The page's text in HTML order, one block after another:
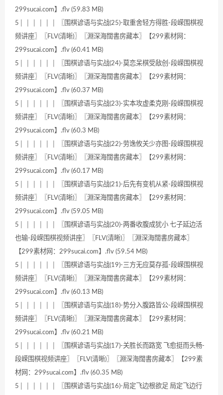
299sucai.com】.flv (59.83 MB)
5│ │ │ │ │ │ 〖围棋谚语与实战(25)-取重舍轻方得胜-段嵘围棋视
频讲座〗〖FLV(清晰)〗〖淵深海闊書房藏本〗【299素材网：
299sucai.com】.flv (60.41 MB)
5│ │ │ │ │ │ 〖围棋谚语与实战(24)-莫恋呆棋受敌创-段嵘围棋视
频讲座〗〖FLV(清晰)〗〖淵深海闊書房藏本〗【299素材网：
299sucai.com】.flv (60.37 MB)
5│ │ │ │ │ │ 〖围棋谚语与实战(23)-实本攻虚柔克刚-段嵘围棋视
频讲座〗〖FLV(清晰)〗〖淵深海闊書房藏本〗【299素材网：
299sucai.com】.flv (60.3 MB)
5│ │ │ │ │ │ 〖围棋谚语与实战(22)-劳逸攸关少亦图-段嵘围棋视
频讲座〗〖FLV(清晰)〗〖淵深海闊書房藏本〗【299素材网：
299sucai.com】.flv (60.17 MB)
5│ │ │ │ │ │ 〖围棋谚语与实战(21)-后先有变机从紧-段嵘围棋视
频讲座〗〖FLV(清晰)〗〖淵深海闊書房藏本〗【299素材网：
299sucai.com】.flv (59.05 MB)
5│ │ │ │ │ │ 〖围棋谚语与实战(20)-两番收腹成犹小 七子延边活
也输-段嵘围棋视频讲座〗〖FLV(清晰)〗〖淵深海闊書房藏本〗
【299素材网：299sucai.com】.flv (59.54 MB)
5│ │ │ │ │ │ 〖围棋谚语与实战(19)-三方无应莫存孤-段嵘围棋视
频讲座〗〖FLV(清晰)〗〖淵深海闊書房藏本〗【299素材网：
299sucai.com】.flv (60.13 MB)
5│ │ │ │ │ │ 〖围棋谚语与实战(18)-势分入腹路皆公-段嵘围棋视
频讲座〗〖FLV(清晰)〗〖淵深海闊書房藏本〗【299素材网：
299sucai.com】.flv (60.21 MB)
5│ │ │ │ │ │ 〖围棋谚语与实战(17)-关胜长而路宽 飞愈挺而头畅-
段嵘围棋视频讲座〗〖FLV(清晰)〗〖淵深海闊書房藏本〗【299素
材网：299sucai.com】.flv (60.35 MB)
5│ │ │ │ │ │ 〖围棋谚语与实战(16)-局定飞边根欲足 局定飞边行